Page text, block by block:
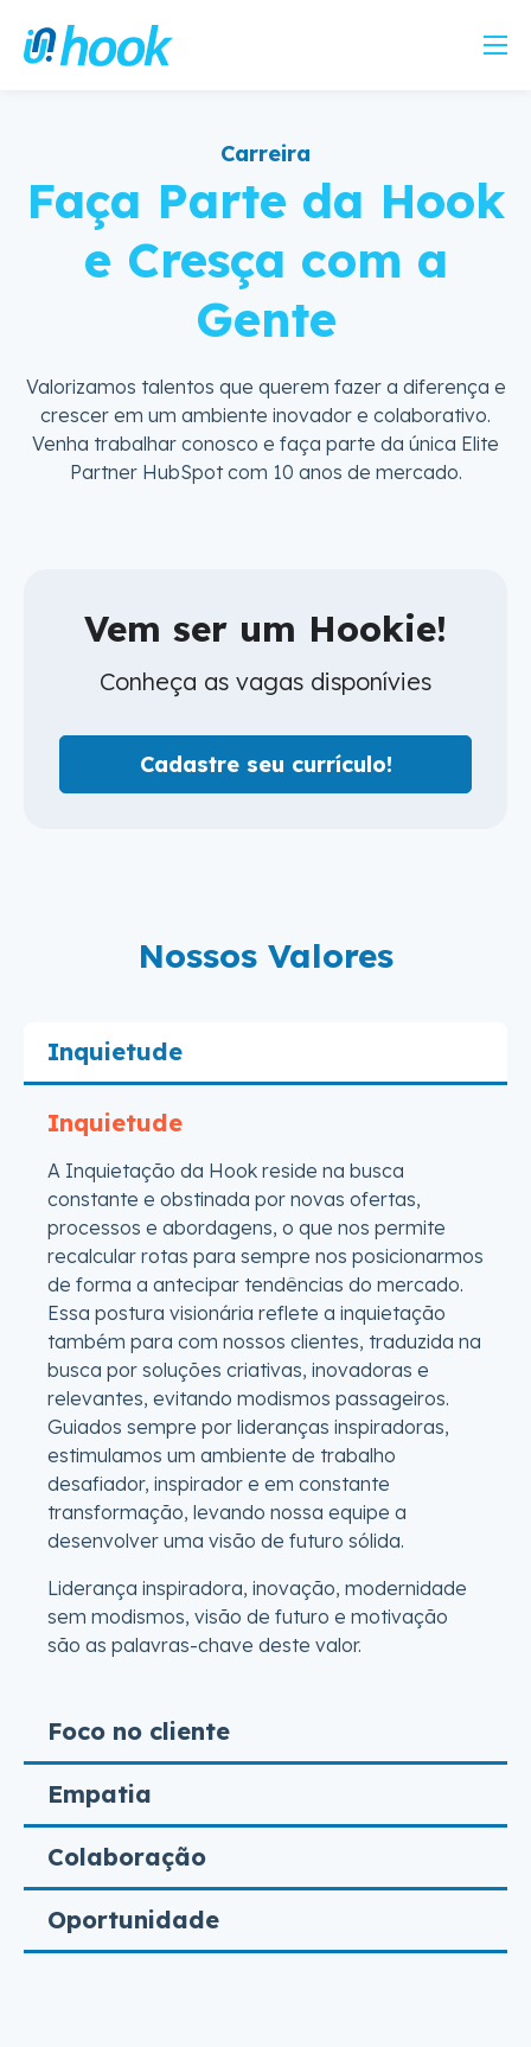
Carreira
Faça Parte da Hook
e Cresça com a
Gente
Valorizamos talentos que querem fazer a diferença e
crescer em um ambiente inovador e colaborativo.
Venha trabalhar conosco e faça parte da única Elite
Partner HubSpot com 10 anos de mercado.
Vem ser um Hookie!
Conheça as vagas disponívies
Cadastre seu currículo!
Nossos Valores
Inquietude
A Inquietação da Hook reside na busca
constante e obstinada por novas ofertas,
processos e abordagens, o que nos permite
recalcular rotas para sempre nos posicionarmos
de forma a antecipar tendências do mercado.
Essa postura visionária reflete a inquietação
também para com nossos clientes, traduzida na
busca por soluções criativas, inovadoras e
relevantes, evitando modismos passageiros.
Guiados sempre por lideranças inspiradoras,
estimulamos um ambiente de trabalho
desafiador, inspirador e em constante
transformação, levando nossa equipe a
desenvolver uma visão de futuro sólida.
Liderança inspiradora, inovação, modernidade
sem modismos, visão de futuro e motivação
são as palavras-chave deste valor.